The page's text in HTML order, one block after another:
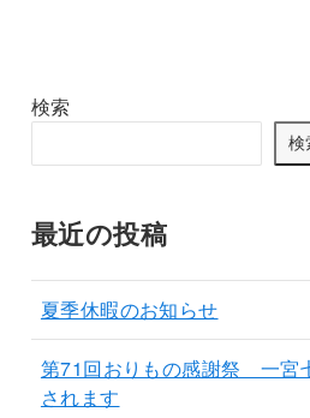
検索
検
最近の投稿
夏季休暇のお知らせ
第71回おりもの感謝祭 一
されます